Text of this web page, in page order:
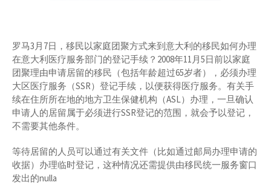
罗马3月7日，移民以家庭团聚方式来到意大利的移民如何办理
在意大利医疗服务部门的登记手续？2008年11月5日前以家庭
团聚理由申请居留的移民（包括年龄超过65岁者），必须办理
大区医疗服务（SSR）登记手续，以便获得医疗服务。有关手
续在住所所在地的地方卫生保健机构（ASL）办理，一旦确认
申请人的居留属于必须进行SSR登记的范围，就会予以登记，
不需要其他条件。
等待居留的人员可以通过有关文件（比如通过邮局办理申请的
收据）办理临时登记，这种情况还需提供由移民统一服务窗口
发出的nulla